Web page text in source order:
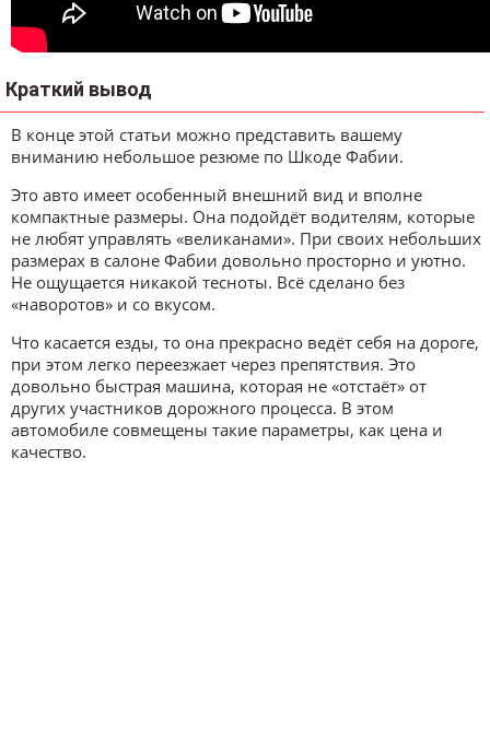
Краткий вывод
В конце этой статьи можно представить вашему
вниманию небольшое резюме по Шкоде Фабии.
Это авто имеет особенный внешний вид и вполне
компактные размеры. Она подойдёт водителям, которые
не любят управлять «великанами». При своих небольших
размерах в салоне Фабии довольно просторно и уютно.
Не ощущается никакой тесноты. Всё сделано без
«наворотов» и со вкусом.
Что касается езды, то она прекрасно ведёт себя на дороге,
при этом легко переезжает через препятствия. Это
довольно быстрая машина, которая не «отстаёт» от
других участников дорожного процесса. В этом
автомобиле совмещены такие параметры, как цена и
качество.